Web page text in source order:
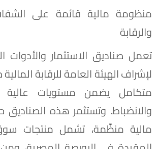
منظومة مالية قائمة على
والرقابة
تعمل صناديق الاستثمار والأدوات
لإشراف الهيئة العامة للرقابة
متكامل يضمن مستويات عالية
والانضباط. وتستثمر هذه
مالية منظَّمة، تشمل منتجات